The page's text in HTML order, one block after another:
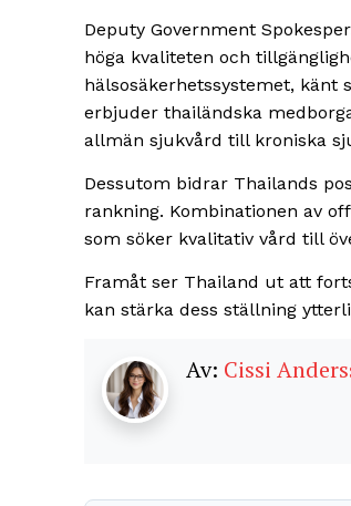
Deputy Government
höga kvaliteten och
hälsosäkerhetssystemet,
erbjuder thailändska
allmän sjukvård till kroniska
Dessutom bidrar Thailands
rankning. Kombinationen av
som söker kvalitativ vård till
Framåt ser Thailand ut att
kan stärka dess ställning
Av: Cissi